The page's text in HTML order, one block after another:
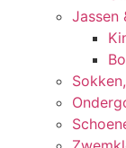
Jassen